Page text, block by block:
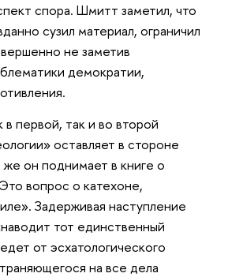
спора. Шмитт заметил, что
сузил материал, ограничил
не заметив
демократии,
первой, так и во второй
оставляет в стороне
он поднимает в книге о
вопрос о катехоне,
Задерживая наступление
тот единственный
от эсхатологического
на все дела